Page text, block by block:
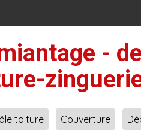
-
toiture Couverture